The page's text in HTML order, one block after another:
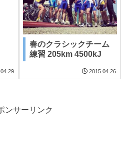
春のクラシックチーム
練習 205km 4500kJ
2015.04.26
ンサーリンク